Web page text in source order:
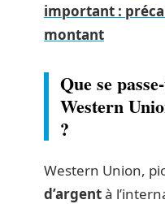
important :
montant
Que se
Western
?
Western Union,
d’argentà